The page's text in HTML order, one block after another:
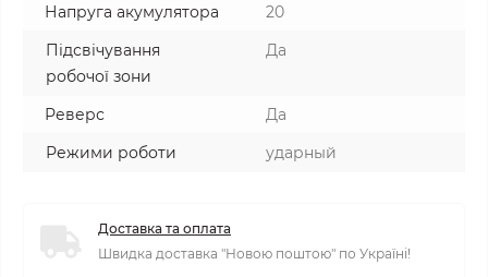
Напруга акумулятора
20
Підсвічування
робочої зони
Да
Реверс
Да
Режими роботи
ударный
Доставка та оплата
Швидка доставка "Новою поштою" по Україні!